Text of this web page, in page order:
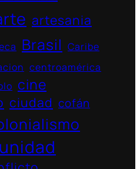
artesania
Brasil Caribe
centroamérica
cine
ciudad cofán